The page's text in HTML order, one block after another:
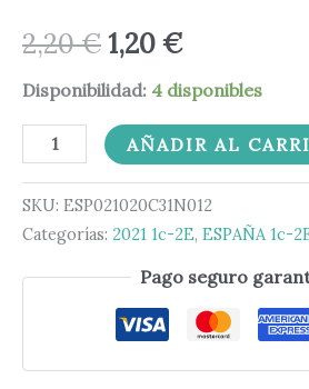
2,20€1,20€
Disponibilidad: 4 disponibles
AÑADIR AL
SKU: ESP021020C31N012
Categorías: 2021 1c-2E, ESPAÑA 1c-
Pago seguro